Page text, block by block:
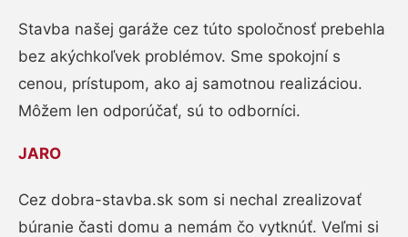
Stavba našej garáže cez túto spoločnosť prebehla
bez akýchkoľvek problémov. Sme spokojní s
cenou, prístupom, ako aj samotnou realizáciou.
Môžem len odporúčať, sú to odborníci.
JARO
Cez dobra-stavba.sk som si nechal zrealizovať
búranie časti domu a nemám čo vytknúť. Veľmi si